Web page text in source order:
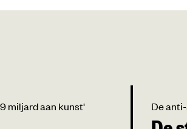
miljard aan kunst'
De